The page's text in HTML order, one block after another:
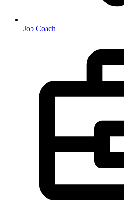
Job Coach